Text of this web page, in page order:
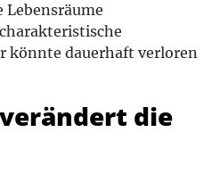
könnte dauerhaft verloren
die